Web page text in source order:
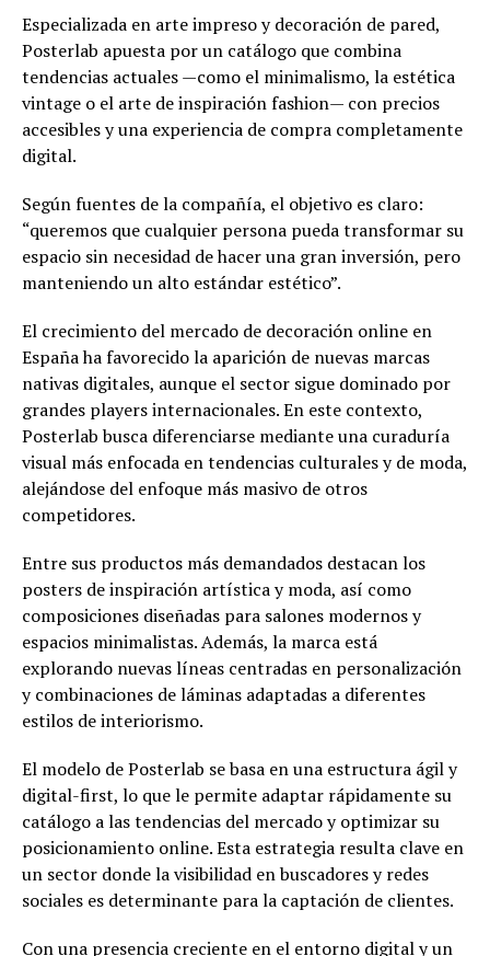
Especializada en arte impreso y decoración de pared,
Posterlab apuesta por un catálogo que combina
tendencias actuales —como el minimalismo, la estética
vintage o el arte de inspiración fashion— con precios
accesibles y una experiencia de compra completamente
digital.
Según fuentes de la compañía, el objetivo es claro:
“queremos que cualquier persona pueda transformar su
espacio sin necesidad de hacer una gran inversión, pero
manteniendo un alto estándar estético”.
El crecimiento del mercado de decoración online en
España ha favorecido la aparición de nuevas marcas
nativas digitales, aunque el sector sigue dominado por
grandes players internacionales. En este contexto,
Posterlab busca diferenciarse mediante una curaduría
visual más enfocada en tendencias culturales y de moda,
alejándose del enfoque más masivo de otros
competidores.
Entre sus productos más demandados destacan los
posters de inspiración artística y moda, así como
composiciones diseñadas para salones modernos y
espacios minimalistas. Además, la marca está
explorando nuevas líneas centradas en personalización
y combinaciones de láminas adaptadas a diferentes
estilos de interiorismo.
El modelo de Posterlab se basa en una estructura ágil y
digital-first, lo que le permite adaptar rápidamente su
catálogo a las tendencias del mercado y optimizar su
posicionamiento online. Esta estrategia resulta clave en
un sector donde la visibilidad en buscadores y redes
sociales es determinante para la captación de clientes.
Con una presencia creciente en el entorno digital y un